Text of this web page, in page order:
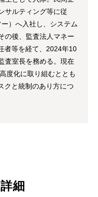
サルティング等に従
）へ入社し、システム
の後、監査法人マネー
者等を経て、2024年10
査室長を務める。現在
度化に取り組むととも
クと統制のあり方につ
細